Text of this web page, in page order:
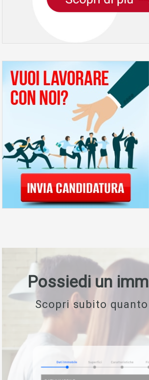
Possiedi un
Scopri subito